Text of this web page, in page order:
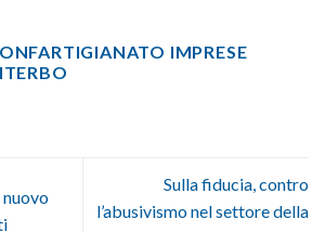
IMPRESE
nuovo
Sulla fiducia, contro
l’abusivismo nel settore della